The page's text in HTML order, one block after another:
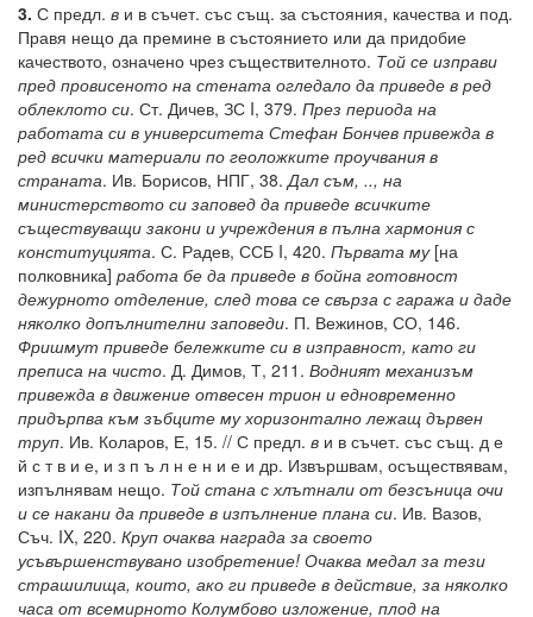
3. С предл. в и в съчет. със същ. за състояния, качества и под.
Правя нещо да премине в състоянието или да придобие
качеството, означено чрез съществителното. Той се изправи
пред провисеното на стената огледало да приведе в ред
облеклото си. Ст. Дичев, ЗС I, 379. През периода на
работата си в университета Стефан Бончев привежда в
ред всички материали по геоложките проучвания в
страната. Ив. Борисов, НПГ, 38.Дал съм, .., на
министерството си заповед да приведе всичките
съществуващи закони и учреждения в пълна хармония с
конституцията. С. Радев, ССБ I, 420. Първата му [на
полковника] работа бе да приведе в бойна готовност
дежурното отделение, след това се свърза с гаража и даде
няколко допълнителни заповеди. П. Вежинов, СО, 146.
Фришмут приведе бележките си в изправност, като ги
преписа на чисто. Д. Димов, Т, 211. Водният механизъм
привежда в движение отвесен трион и едновременно
придърпва към зъбците му хоризонтално лежащ дървен
труп. Ив. Коларов, Е, 15. // С предл. в и в съчет. със същ. д е
й с т в и е, и з п ъ л н е н и е и др. Извършвам, осъществявам,
изпълнявам нещо. Той стана с хлътнали от безсъница очи
и се накани да приведе в изпълнение плана си. Ив. Вазов,
Съч. IX, 220. Круп очаква награда за своето
усъвършенствувано изобретение! Очаква медал за тези
страшилища, които, ако ги приведе в действие, за няколко
часа от всемирното Колумбово изложение, плод на